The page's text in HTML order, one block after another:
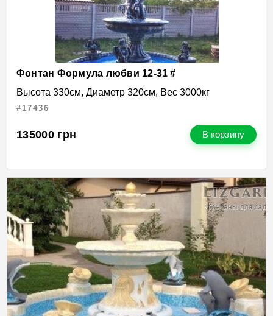
Фонтан Формула любви 12-31 #
Высота 330см, Диаметр 320см, Вес 3000кг
#17436
135000 грн В корзину